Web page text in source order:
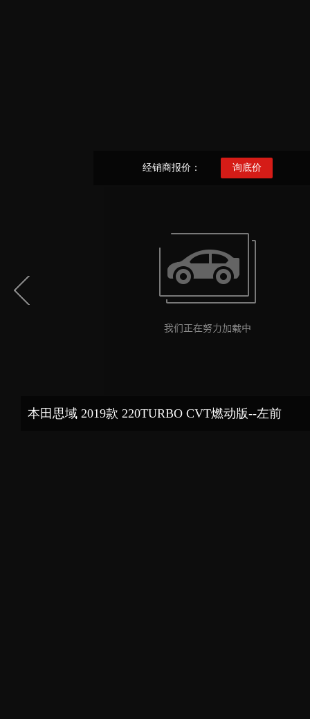
经销商报价： 询底价
本田思域 2019款 220TURBO CVT燃动版--左前